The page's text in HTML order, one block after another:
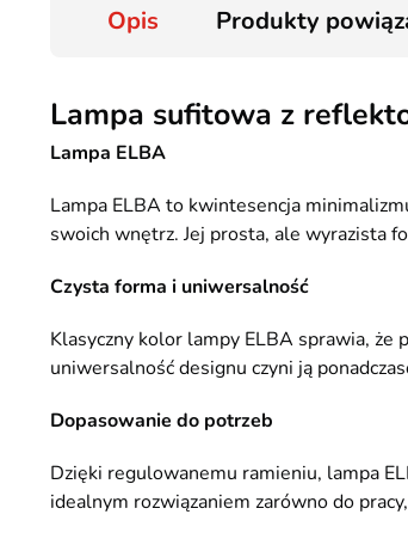
Opis Produkty
Lampa sufitowa z
Lampa ELBA
Lampa ELBA to kwintesencja
swoich wnętrz. Jej prosta, ale wyrazista
Czysta forma i uniwersalność
Klasyczny kolor lampy ELBA sprawia, że
uniwersalność designu czyni ją
Dopasowanie do potrzeb
Dzięki regulowanemu ramieniu, lampa
idealnym rozwiązaniem zarówno do